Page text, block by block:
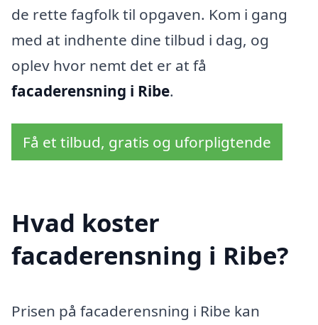
de rette fagfolk til opgaven. Kom i gang
med at indhente dine tilbud i dag, og
oplev hvor nemt det er at få
facaderensning i Ribe.
Få et tilbud, gratis og uforpligtende
Hvad koster
facaderensning i Ribe?
Prisen på facaderensning i Ribe kan